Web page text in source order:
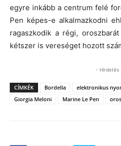
egyre inkább a centrum felé
Pen képes-e alkalmazkodni
ragaszkodik a régi,
kétszer is vereséget hozott
- Hirdetés
CÍMKÉK Bordella elektronikus
Giorgia Meloni
Marine Le Pen